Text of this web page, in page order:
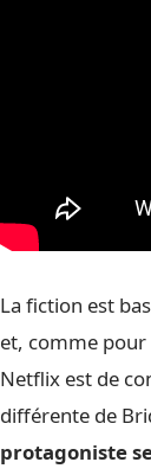
La fiction est
et, comme pour
Netflix est de
différente de
protagoniste